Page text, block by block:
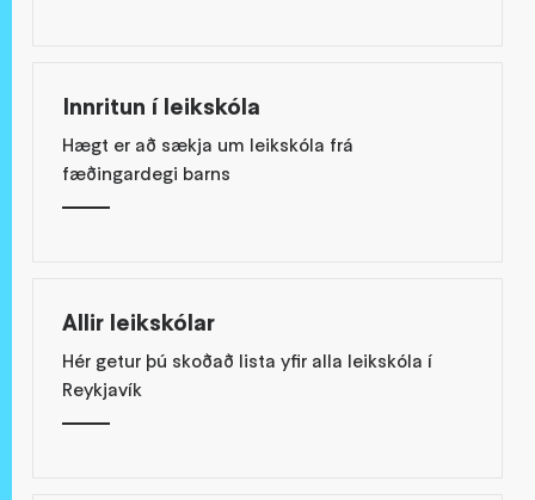
Innritun í leikskóla
Hægt er að sækja um leikskóla frá
fæðingardegi barns
Allir leikskólar
Hér getur þú skoðað lista yfir alla leikskóla í
Reykjavík